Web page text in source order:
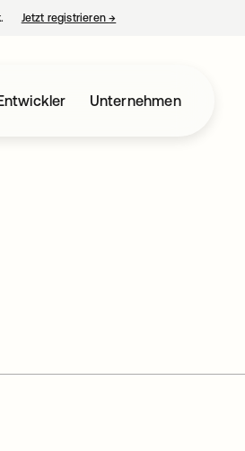
Jetzt registrieren→
Unternehmen